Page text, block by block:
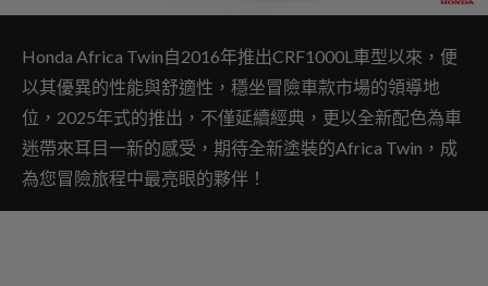
Honda Africa Twin自2016年推出CRF1000L車型以來，便
以其優異的性能與舒適性，穩坐冒險車款市場的領導地
位，2025年式的推出，不僅延續經典，更以全新配色為車
迷帶來耳目一新的感受，期待全新塗裝的Africa Twin，成
為您冒險旅程中最亮眼的夥伴！